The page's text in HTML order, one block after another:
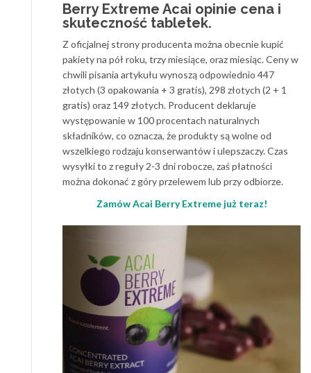
Berry Extreme Acai opinie cena i
skuteczność tabletek.
Z oficjalnej strony producenta można obecnie kupić
pakiety na pół roku, trzy miesiące, oraz miesiąc. Ceny w
chwili pisania artykułu wynoszą odpowiednio 447
złotych (3 opakowania + 3 gratis), 298 złotych (2 + 1
gratis) oraz 149 złotych. Producent deklaruje
występowanie w 100 procentach naturalnych
składników, co oznacza, że produkty są wolne od
wszelkiego rodzaju konserwantów i ulepszaczy. Czas
wysyłki to z reguły 2-3 dni robocze, zaś płatności
można dokonać z góry przelewem lub przy odbiorze.
Zamów Acai Berry Extreme już teraz!